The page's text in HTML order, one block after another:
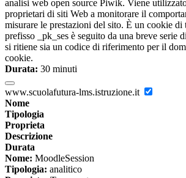
analisi web open source Piwik. Viene
proprietari di siti Web a monitorare il
misurare le prestazioni del sito. È un cookie
prefisso _pk_ses è seguito da una breve serie
si ritiene sia un codice di riferimento per il
cookie.
Durata: 30 minuti
www.scuolafutura-lms.istruzione.it
Nome
Tipologia
Proprieta
Descrizione
Durata
Nome: MoodleSession
Tipologia: analitico